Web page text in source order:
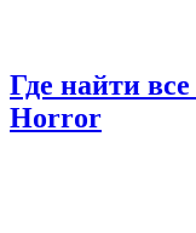
Где найти
Horror